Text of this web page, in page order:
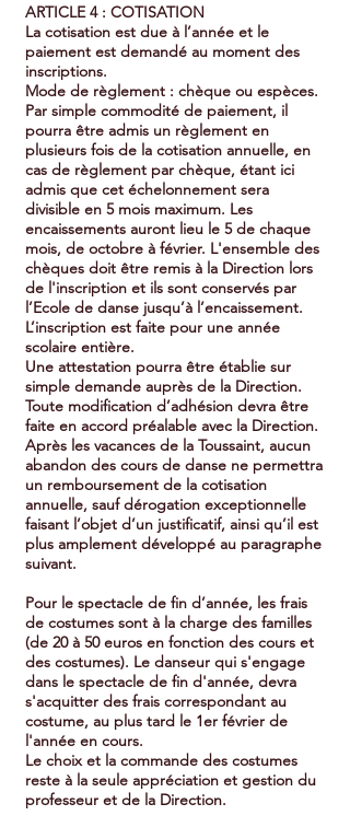
ARTICLE 4 : COTISATION
La cotisation est due à l’année et le
paiement est demandé au moment des
inscriptions.
Mode de règlement : chèque ou espèces.
Par simple commodité de paiement, il
pourra être admis un règlement en
plusieurs fois de la cotisation annuelle, en
cas de règlement par chèque, étant ici
admis que cet échelonnement sera
divisible en 5 mois maximum. Les
encaissements auront lieu le 5 de chaque
mois, de octobre à février. L'ensemble des
chèques doit être remis à la Direction lors
de l'inscription et ils sont conservés par
l’Ecole de danse jusqu’à l’encaissement.
L’inscription est faite pour une année
scolaire entière.
Une attestation pourra être établie sur
simple demande auprès de la Direction.
Toute modification d’adhésion devra être
faite en accord préalable avec la Direction.
Après les vacances de la Toussaint, aucun
abandon des cours de danse ne permettra
un remboursement de la cotisation
annuelle, sauf dérogation exceptionnelle
faisant l’objet d’un justificatif, ainsi qu’il est
plus amplement développé au paragraphe
suivant.
Pour le spectacle de fin d’année, les frais
de costumes sont à la charge des familles
(de 20 à 50 euros en fonction des cours et
des costumes). Le danseur qui s'engage
dans le spectacle de fin d'année, devra
s'acquitter des frais correspondant au
costume, au plus tard le 1er février de
l'année en cours.
Le choix et la commande des costumes
reste à la seule appréciation et gestion du
professeur et de la Direction.